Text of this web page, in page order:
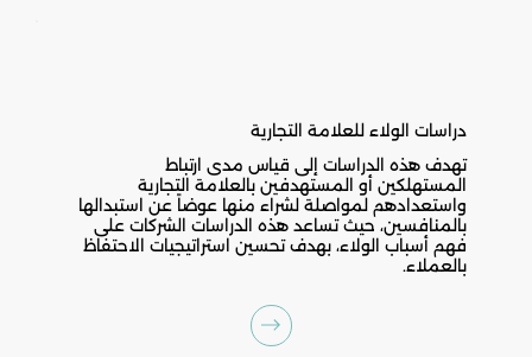
دراسات الولاء للعلامة التجارية
تهدف هذه الدراسات إلى قياس مدى ارتباط
المستهلكين أو المستهدفين بالعلامة التجارية
واستعدادهم لمواصلة لشراء منها عوضاً عن استبدالها
بالمنافسين، حيث تساعد هذه الدراسات الشركات على
فهم أسباب الولاء، بهدف تحسين استراتيجيات الاحتفاظ
بالعملاء.